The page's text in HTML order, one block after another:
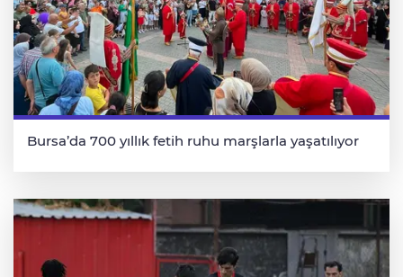
Bursa’da 700 yıllık fetih ruhu marşlarla yaşatılıyor